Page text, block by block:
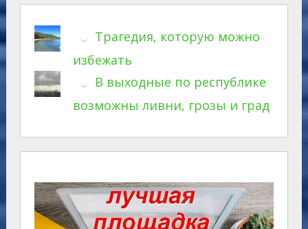
Трагедия, которую можно
избежать
В выходные по республике
возможны ливни, грозы и град